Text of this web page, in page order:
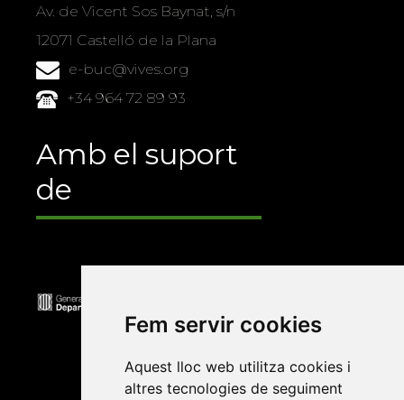
Fem servir cookies
Aquest lloc web utilitza cookies i
altres tecnologies de seguiment
Av. de Vicent Sos Baynat, s/n
12071 Castelló de la Plana
e-buc@vives.org
+34 964 72 89 93
Amb el suport
de